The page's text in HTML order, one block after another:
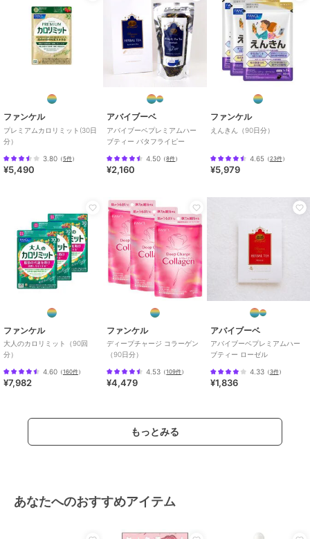
ファンケル
プレミアムカロリミット(30日
分）
3.80 （5件）
¥5,490
アバイブーベ
アバイブーベプレミアムハー
ブティー バタフライピー
4.50 （8件）
¥2,160
ファンケル
えんきん（90日分）
4.65（23件）
¥5,979
ファンケル
大人のカロリミット（90回
分）
4.60 （160件）
¥7,982
ファンケル
ディープチャージ コラーゲン
（90日分）
4.53 （109件）
¥4,479
アバイブーベ
アバイブーベプレミアムハー
ブティー ローゼル
4.33（3件）
¥1,836
もっとみる
あなたへのおすすめアイテム